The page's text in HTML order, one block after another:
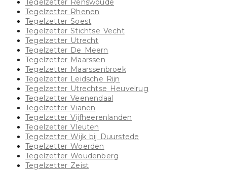
Tegelzetter Renswoude
Tegelzetter Rhenen
Tegelzetter Soest
Tegelzetter Stichtse Vecht
Tegelzetter Utrecht
Tegelzetter De Meern
Tegelzetter Maarssen
Tegelzetter Maarssenbroek
Tegelzetter Leidsche Rijn
Tegelzetter Utrechtse Heuvelrug
Tegelzetter Veenendaal
Tegelzetter Vianen
Tegelzetter Vijfheerenlanden
Tegelzetter Vleuten
Tegelzetter Wijk bij Duurstede
Tegelzetter Woerden
Tegelzetter Woudenberg
Tegelzetter Zeist